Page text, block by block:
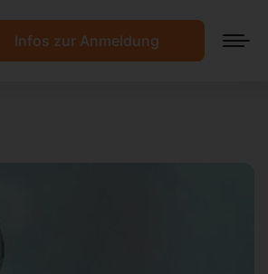
Infos zur Anmeldung